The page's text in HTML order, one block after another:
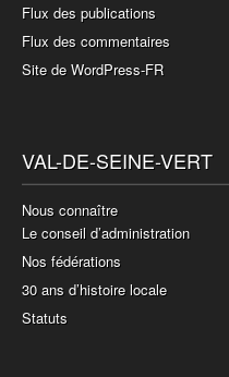
Flux des publications
Flux des commentaires
Site de WordPress-FR
VAL-DE-SEINE-VERT
Nous connaître
Le conseil d’administration
Nos fédérations
30 ans d’histoire locale
Statuts